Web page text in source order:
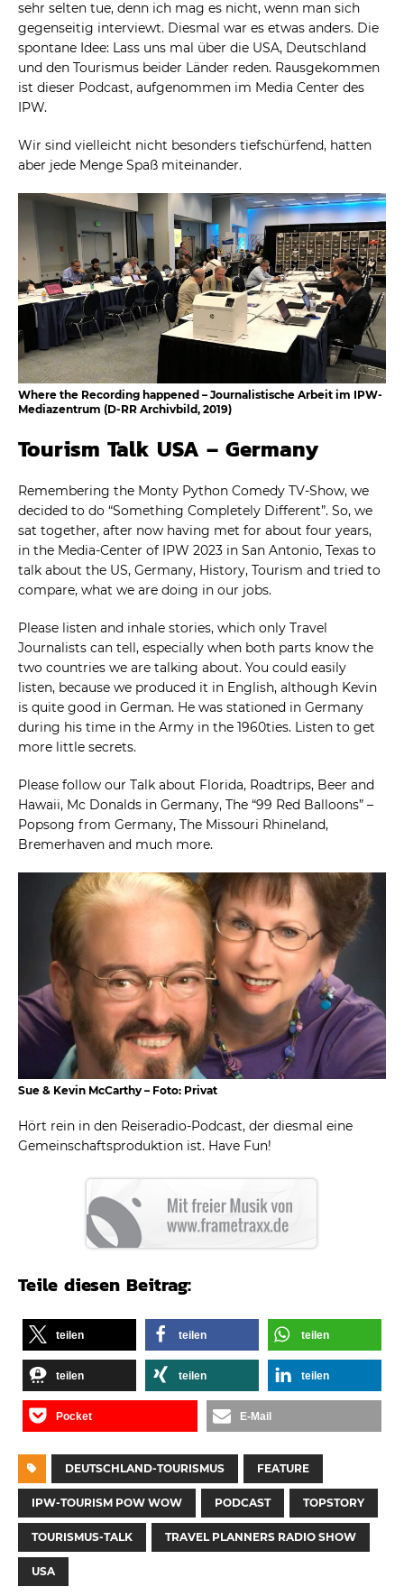
sehr selten tue, denn ich mag es nicht, wenn man sich
gegenseitig interviewt. Diesmal war es etwas anders. Die
spontane Idee: Lass uns mal über die USA, Deutschland
und den Tourismus beider Länder reden. Rausgekommen
ist dieser Podcast, aufgenommen im Media Center des
IPW.
Wir sind vielleicht nicht besonders tiefschürfend, hatten
aber jede Menge Spaß miteinander.
Where the Recording happened – Journalistische Arbeit im IPW-
Mediazentrum (D-RR Archivbild, 2019)
Tourism Talk USA – Germany
Remembering the Monty Python Comedy TV-Show, we
decided to do “Something Completely Different”. So, we
sat together, after now having met for about four years,
in the Media-Center of IPW 2023 in San Antonio, Texas to
talk about the US, Germany, History, Tourism and tried to
compare, what we are doing in our jobs.
Please listen and inhale stories, which only Travel
Journalists can tell, especially when both parts know the
two countries we are talking about. You could easily
listen, because we produced it in English, although Kevin
is quite good in German. He was stationed in Germany
during his time in the Army in the 1960ties. Listen to get
more little secrets.
Please follow our Talk about Florida, Roadtrips, Beer and
Hawaii, Mc Donalds in Germany, The “99 Red Balloons” –
Popsong from Germany, The Missouri Rhineland,
Bremerhaven and much more.
Sue & Kevin McCarthy – Foto: Privat
Hört rein in den Reiseradio-Podcast, der diesmal eine
Gemeinschaftsproduktion ist. Have Fun!
Teile diesen Beitrag:
teilen teilen teilen
teilen teilen teilen
Pocket E-Mail
DEUTSCHLAND-TOURISMUS FEATURE
IPW-TOURISM POW WOW PODCAST TOPSTORY
TOURISMUS-TALK TRAVEL PLANNERS RADIO SHOW
USA